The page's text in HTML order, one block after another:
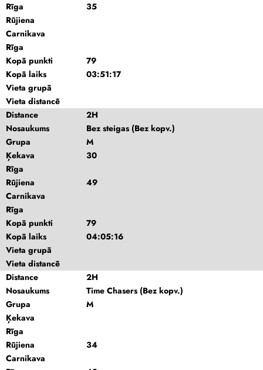
Rīga
35
Rūjiena
Carnikava
Rīga
Kopā punkti
79
Kopā laiks
03:51:17
Vieta grupā
Vieta distancē
Distance
2H
Nosaukums
Bez steigas (Bez kopv.)
Grupa
M
Ķekava
30
Rīga
Rūjiena
49
Carnikava
Rīga
Kopā punkti
79
Kopā laiks
04:05:16
Vieta grupā
Vieta distancē
Distance
2H
Nosaukums
Time Chasers (Bez kopv.)
Grupa
M
Ķekava
Rīga
Rūjiena
34
Carnikava